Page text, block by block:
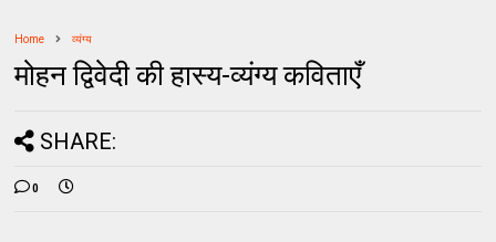
Home व्यंग्य
मोहन द्विवेदी की हास्य-व्यंग्य कविताएँ
SHARE:
0